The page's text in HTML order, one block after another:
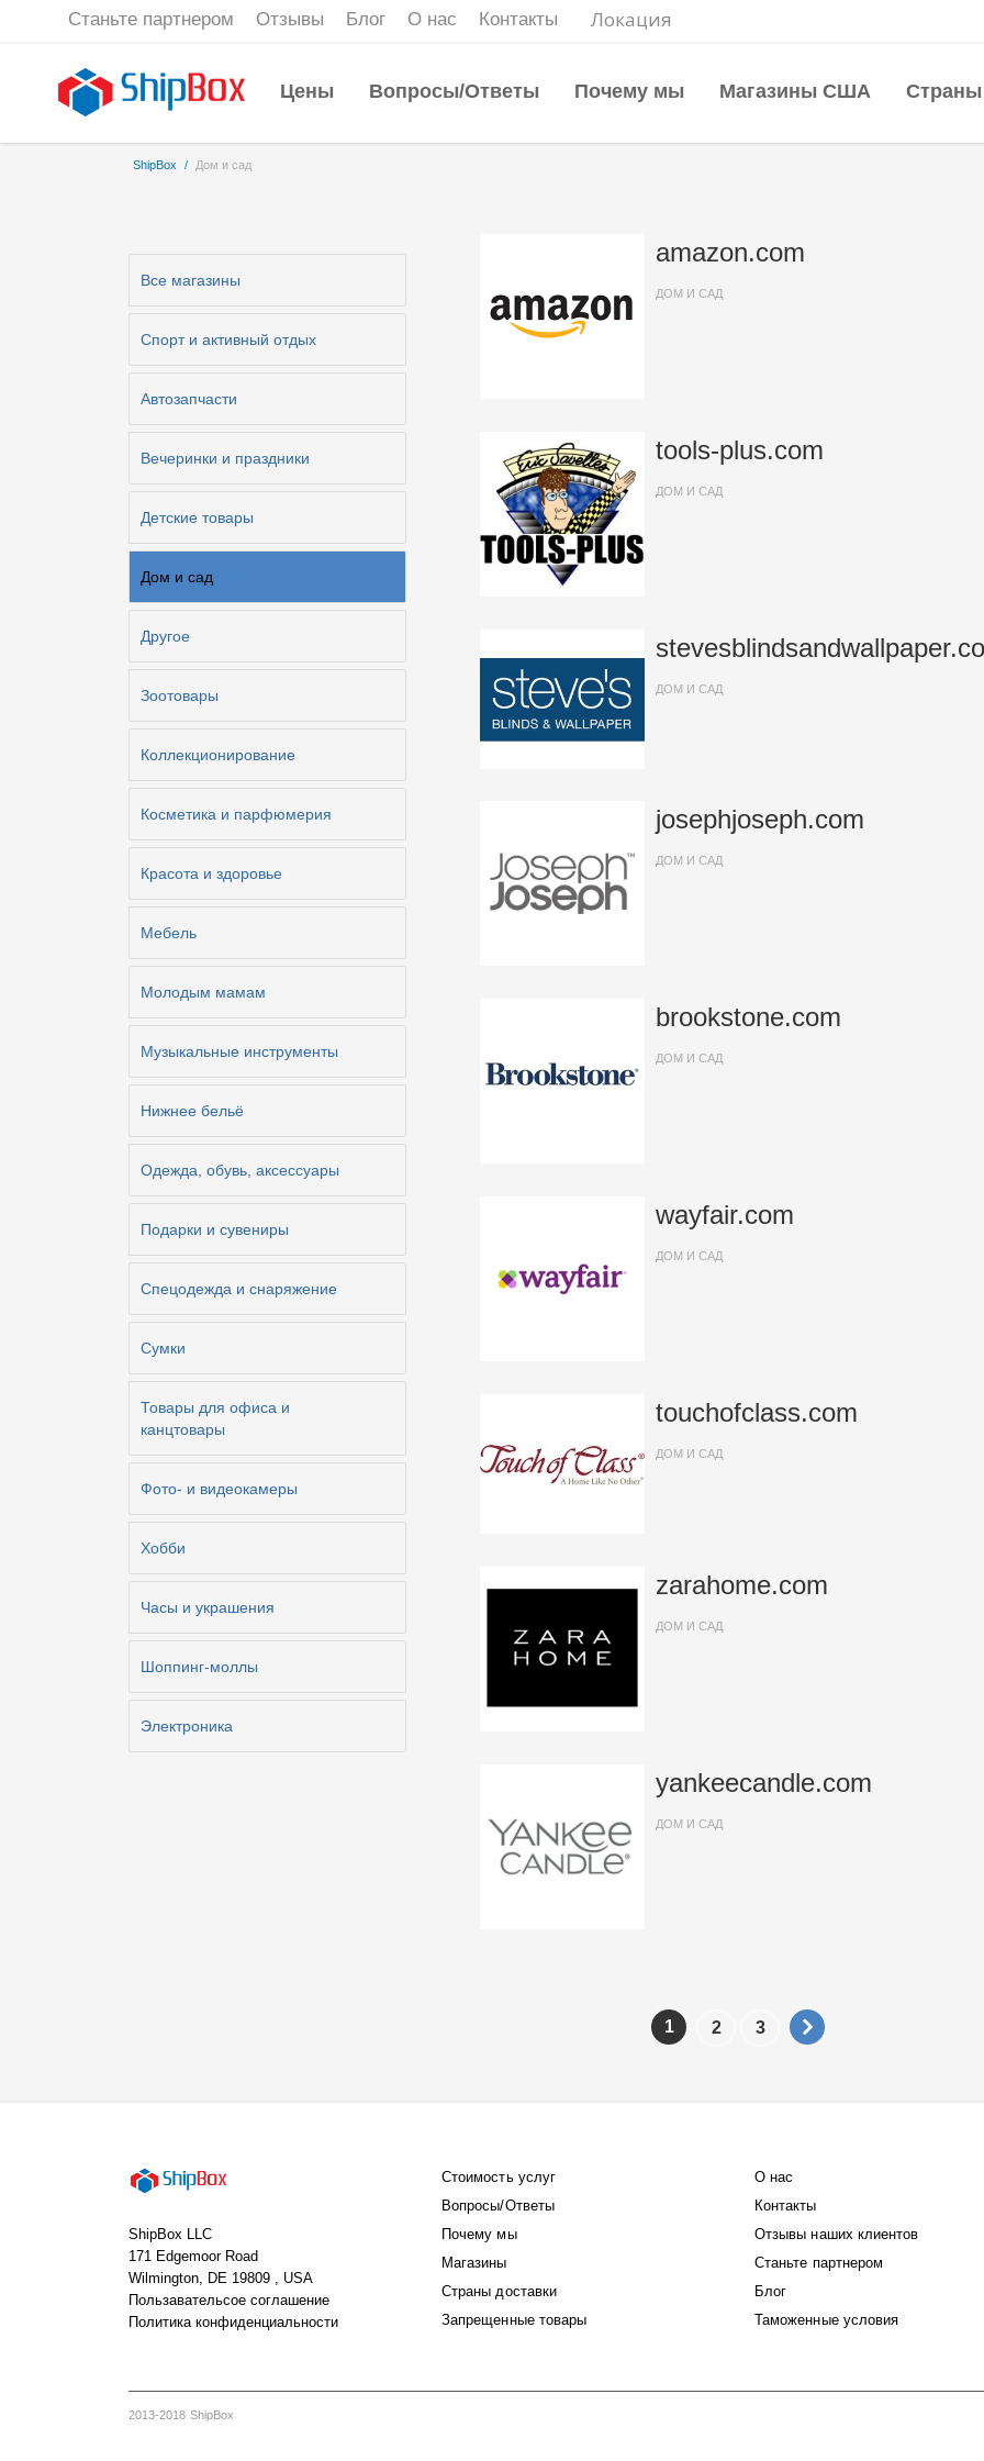
Станьте партнером Отзывы Блог О нас Контакты Локация
Цены Вопросы/Ответы Почему мы Магазины США Страны
ShipBox / Дом и сад
Все магазины
Cпорт и активный отдых
Автозапчасти
Вечеринки и праздники
Детские товары
Дом и сад
Другое
Зоотовары
Коллекционирование
Косметика и парфюмерия
Красота и здоровье
Мебель
Молодым мамам
Музыкальные инструменты
Нижнее бельё
Одежда, обувь, аксессуары
Подарки и сувениры
Спецодежда и снаряжение
Сумки
Товары для офиса и
канцтовары
Фото- и видеокамеры
Хобби
Часы и украшения
Шоппинг-моллы
Электроника
amazon.com
ДОМ И САД
tools-plus.com
ДОМ И САД
ДОМ И САД
josephjoseph.com
ДОМ И САД
brookstone.com
ДОМ И САД
wayfair.com
ДОМ И САД
touchofclass.com
ДОМ И САД
zarahome.com
ДОМ И САД
yankeecandle.com
ДОМ И САД
1 2 3
ShipBox LLC
171 Edgemoor Road
Wilmington, DE 19809 , USA
Пользавательсое соглашение
Политика конфиденциальности
Стоимость услуг
Вопросы/Ответы
Почему мы
Магазины
Страны доставки
Запрещенные товары
О нас
Контакты
Отзывы наших клиентов
Станьте партнером
Блог
Таможенные условия
2013-2018 ShipBox